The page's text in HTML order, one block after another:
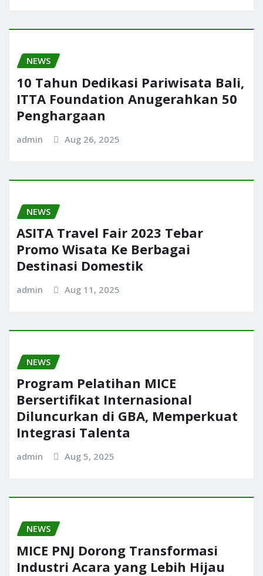
NEWS
10 Tahun Dedikasi Pariwisata Bali,
ITTA Foundation Anugerahkan 50
Penghargaan
admin Aug 26, 2025
NEWS
ASITA Travel Fair 2023 Tebar
Promo Wisata Ke Berbagai
Destinasi Domestik
admin Aug 11, 2025
NEWS
Program Pelatihan MICE
Bersertifikat Internasional
Diluncurkan di GBA, Memperkuat
Integrasi Talenta
admin Aug 5, 2025
NEWS
MICE PNJ Dorong Transformasi
Industri Acara yang Lebih Hijau